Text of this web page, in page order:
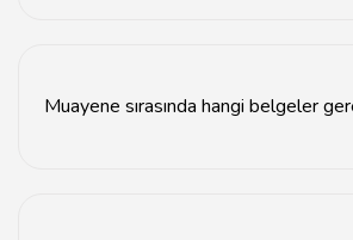
Muayene sırasında hangi belgeler